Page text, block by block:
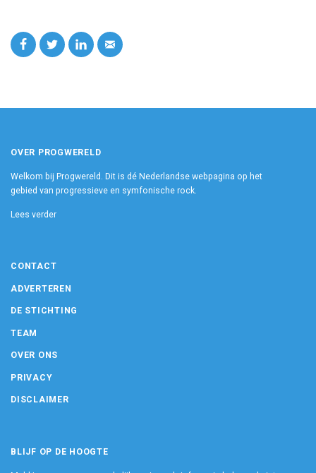
OVER PROGWERELD
Welkom bij Progwereld. Dit is dé Nederlandse webpagina op het
gebied van progressieve en symfonische rock.
Lees verder
CONTACT
ADVERTEREN
DE STICHTING
TEAM
OVER ONS
PRIVACY
DISCLAIMER
BLIJF OP DE HOOGTE